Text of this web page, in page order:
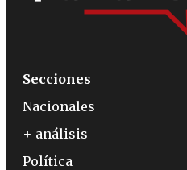
Secciones
Nacionales
+ análisis
Política